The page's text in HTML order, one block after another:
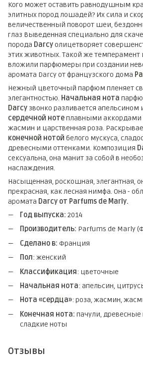
Кого может оставить равнодушным
элитных пород лошадей? Их сила и
величественный поворот шеи,
глаз Выведенная специально для
порода Darcyолицетворяет
этих животных. Такой же темперамент
вложили парфюмеры при создании
аромата Darcy от французского дома
Нежный цветочный парфюм пленяет
элегантностью. Начальная нота
Darcy звонко разливается апельсином
сердечной нотеплавными аккордами
жасмин и царственная роза.
конечной нотой белого мускуса,
древесными оттенками. Композиция
сексуальна, она манит за собой в
наслаждения.
Насыщенная, роскошная, элегантная,
прекрасная, как лесная нимфа. Она -
аромата Darcy от Parfums de Marly.
Год выпуска: 2014
Производитель: Parfums de Marly
Сделано в: Франция
Пол: женский
Классификация: цветочные
Начальная нота: апельсин,
Нота «сердца»: роза, жасмин,
Конечная нота: пачули,
сладкие ноты
Отзывы